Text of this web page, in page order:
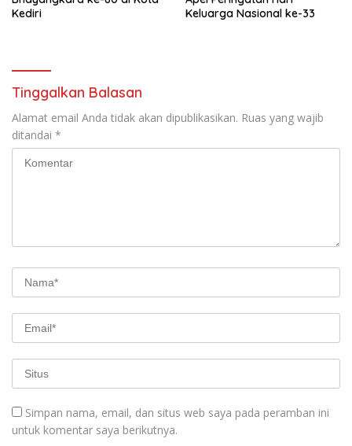
Kediri
Keluarga Nasional ke-33
Tinggalkan Balasan
Alamat email Anda tidak akan dipublikasikan. Ruas yang wajib
ditandai *
Simpan nama, email, dan situs web saya pada peramban ini
untuk komentar saya berikutnya.